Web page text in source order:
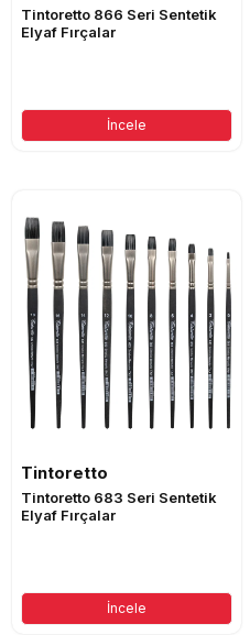
Tintoretto 866 Seri Sentetik
Elyaf Fırçalar
İncele
Tintoretto
Tintoretto 683 Seri Sentetik
Elyaf Fırçalar
İncele